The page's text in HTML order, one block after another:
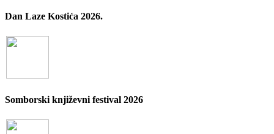
Dan Laze Kostića 2026.
Somborski književni festival 2026